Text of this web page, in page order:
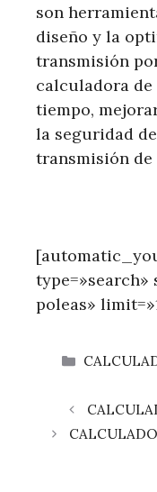
son
diseño y la
transmisión
calculadora
tiempo,
la seguridad
transmisión de
type=»search»
poleas»